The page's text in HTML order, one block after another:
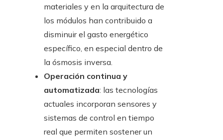
materiales y en la arquitectura de
los módulos han contribuido a
disminuir el gasto energético
específico, en especial dentro de
la ósmosis inversa.
Operación continua y
automatizada: las tecnologías
actuales incorporan sensores y
sistemas de control en tiempo
real que permiten sostener un